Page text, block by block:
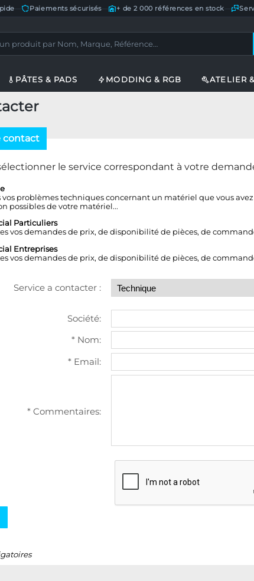
Paiements sécurisés— + de 2 000 références en stock
PÂTES & PADS MODDING & RGB ATELIER
contact
le service correspondant à votre
vos problèmes techniques concernant un matériel que vous
possibles de votre matériel...
Particuliers
vos demandes de prix, de disponibilité de pièces, de
Entreprises
vos demandes de prix, de disponibilité de pièces, de
Service a contacter :
Société:
* Nom:
* Email:
* Commentaires: